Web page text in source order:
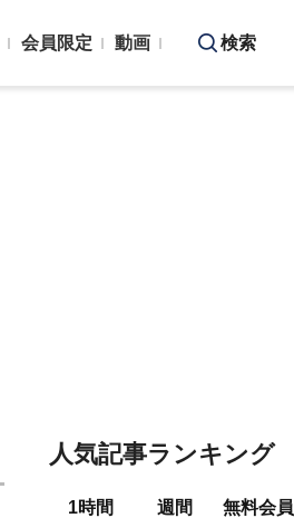
会員限定 動画 検索
人気記事ランキング
1時間 週間 無料会員